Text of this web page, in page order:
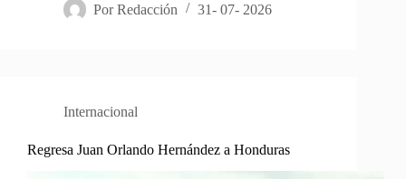
Por Redacción 31- 07- 2026
Internacional
Regresa Juan Orlando Hernández a Honduras